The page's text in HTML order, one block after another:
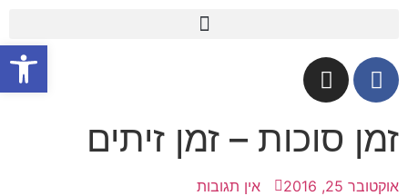
זמן סוכות – זמן זיתים
אוקטובר 25, 2016 אין תגובות